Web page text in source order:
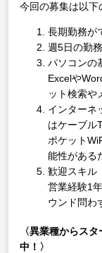
今回の募集は以下
長期勤務が
週5日の勤
パソコンの
Excelや
ット検索や
インターネ
はケーブル
ポケット
能性がある
歓迎スキル
営業経験1
ウンド問わ
〈異業種からス
中！〉